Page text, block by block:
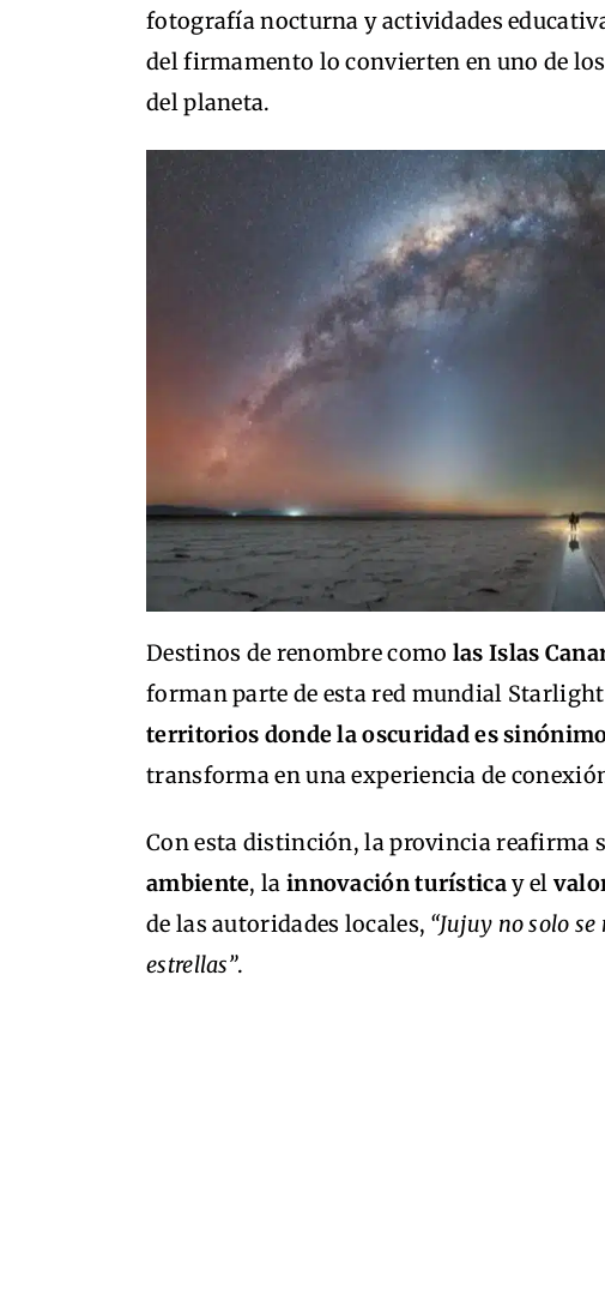
fotografía nocturna y actividades
del firmamento lo convierten en uno de
del planeta.
Destinos de renombre como las Islas
forman parte de esta red mundial
territorios donde la oscuridad es
transforma en una experiencia de
Con esta distinción, la provincia reafirma
ambiente, la innovación turísticay el
de las autoridades locales, “Jujuy no solo
estrellas”.